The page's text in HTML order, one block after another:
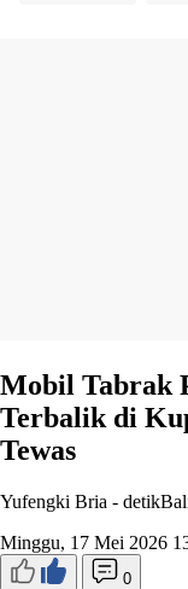
Mobil Tabrak
Terbalik di
Tewas
Yufengki Bria -
Minggu, 17 Mei 2026
0